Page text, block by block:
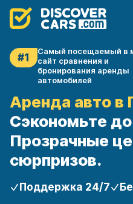
#1
Самый посещаемый в
сайт сравнения и
бронирования аренды
автомобилей
Аренда авто в
Сэкономьте
Прозрачные
сюрпризов.
Поддержка 24/7